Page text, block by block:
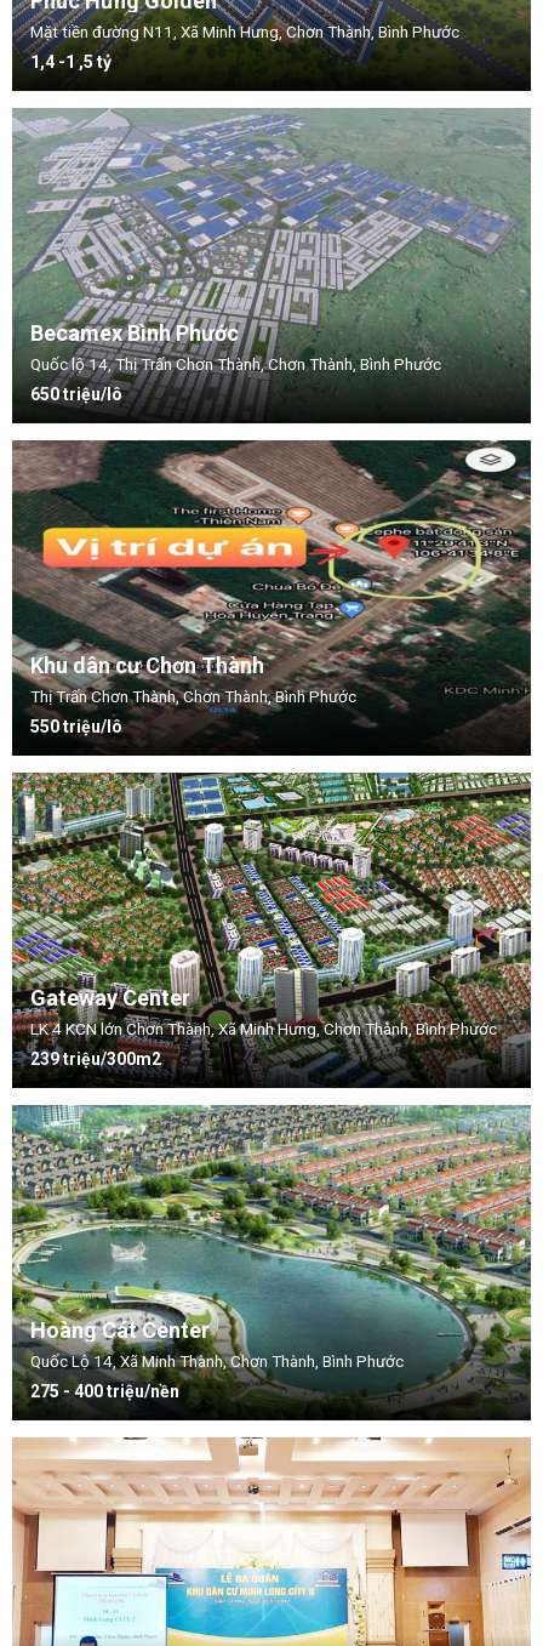
Mặt tiền đường N11, Xã Minh Hưng, Chơn Thành, Bình Phước
1,4 -1 ,5 tỷ
Becamex Bình Phước
Quốc lộ 14, Thị Trấn Chơn Thành, Chơn Thành, Bình Phước
650 triệu/lô
Khu dân cư Chơn Thành
Thị Trấn Chơn Thành, Chơn Thành, Bình Phước
550 triệu/lô
Gateway Center
LK 4 KCN lớn Chơn Thành, Xã Minh Hưng, Chơn Thành, Bình Phước
239 triệu/300m2
Hoàng Cát Center
Quốc Lộ 14, Xã Minh Thành, Chơn Thành, Bình Phước
275 - 400 triệu/nền